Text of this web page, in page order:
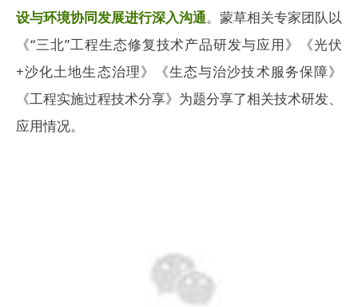
设与环境协同发展进行深入沟通。蒙草相关专家团队以
《“三北”工程生态修复技术产品研发与应用》《光伏
+沙化土地生态治理》《生态与治沙技术服务保障》
《工程实施过程技术分享》为题分享了相关技术研发、
应用情况。